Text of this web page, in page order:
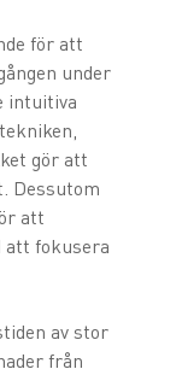
för att
under
intuitiva
gör att
Dessutom
att
fokusera
av stor
från